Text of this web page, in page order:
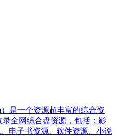
）是一个资源超丰富的综合资
全网综合盘资源，包括：影
电子书资源、软件资源、小说